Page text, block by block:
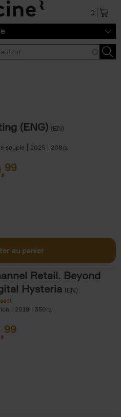
0
(ENG) (EN)
souple
2025 208
99
au panier
Retail. Beyond
Hysteria (EN)
2019 350
99